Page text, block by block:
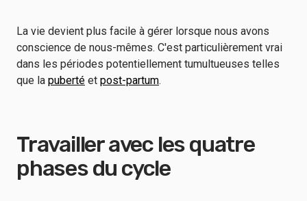
La vie devient plus facile à gérer lorsque nous avons
conscience de nous-mêmes. C'est particulièrement vrai
dans les périodes potentiellement tumultueuses telles
que la puberté et post-partum.
Travailler avec les quatre
phases du cycle